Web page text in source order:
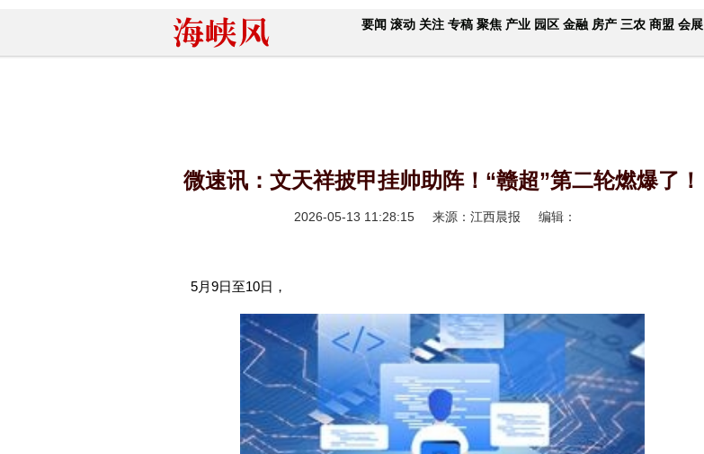
要闻 滚动 关注 专稿 聚焦 产业 园区 金融 房产 三农 商盟 会展
微速讯：文天祥披甲挂帅助阵！“赣超”第二轮燃爆了！
2026-05-13 11:28:15 来源：江西晨报 编辑：
5月9日至10日，